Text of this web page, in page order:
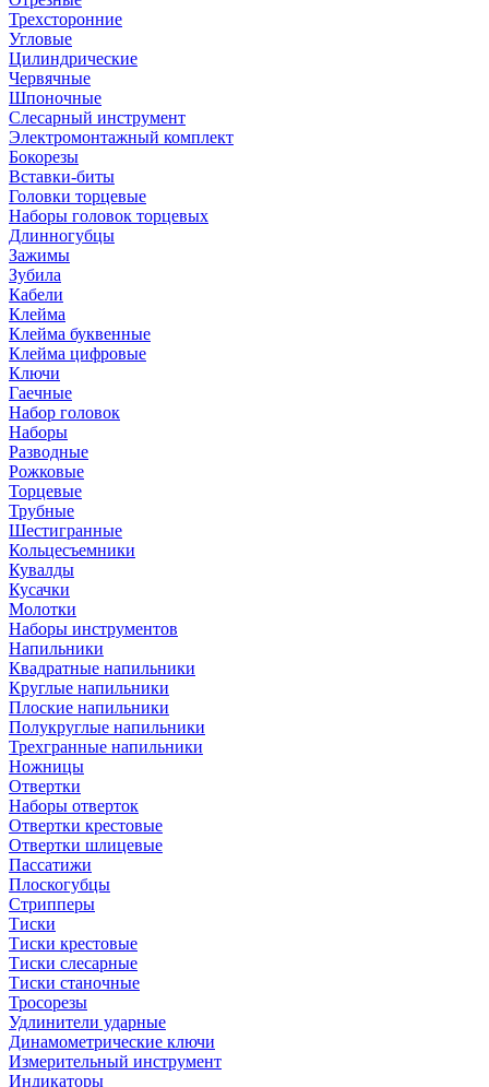
Трехсторонние
Угловые
Цилиндрические
Червячные
Шпоночные
Слесарный инструмент
Электромонтажный комплект
Бокорезы
Вставки-биты
Головки торцевые
Наборы головок торцевых
Длинногубцы
Зажимы
Зубила
Кабели
Клейма
Клейма буквенные
Клейма цифровые
Ключи
Гаечные
Набор головок
Наборы
Разводные
Рожковые
Торцевые
Трубные
Шестигранные
Кольцесъемники
Кувалды
Кусачки
Молотки
Наборы инструментов
Напильники
Квадратные напильники
Круглые напильники
Плоские напильники
Полукруглые напильники
Трехгранные напильники
Ножницы
Отвертки
Наборы отверток
Отвертки крестовые
Отвертки шлицевые
Пассатижи
Плоскогубцы
Стрипперы
Тиски
Тиски крестовые
Тиски слесарные
Тиски станочные
Тросорезы
Удлинители ударные
Динамометрические ключи
Измерительный инструмент
Индикаторы